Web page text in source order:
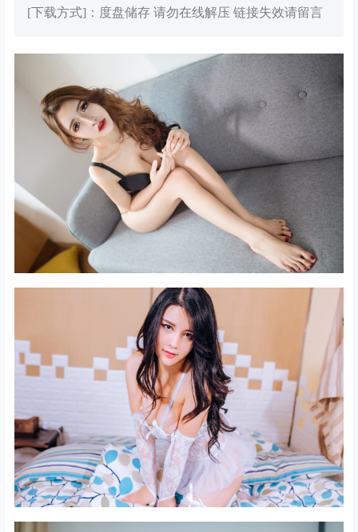
[下载方式]：度盘储存 请勿在线解压 链接失效请留言